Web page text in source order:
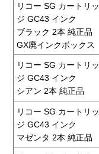
リコー SG カートリッ
ジ GC43 インク
ブラック 2本 純正品
GX廃インクボックス
リコー SG カートリッ
ジ GC43 インク
シアン 2本 純正品
リコー SG カートリッ
ジ GC43 インク
マゼンタ 2本 純正品